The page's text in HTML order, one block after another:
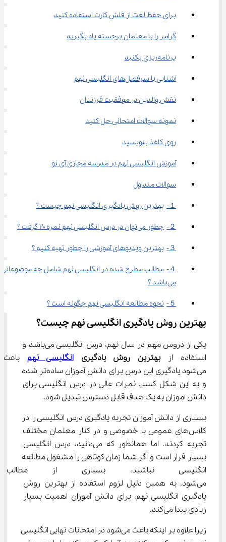
برای حفظ لغت از فلش کارت استفاده کنید
گرامر را با معلمان برجسته یاد بگیرید
برنامه‌ریزی بکنید
آشنایی با سرفصل‌های انگلیسی نهم
نقش والدین در موفقیت فرزندان
نمونه سوالات امتحانی حل کنید
روی کاغذ بنویسید
آموزش انگلیسی نهم در مدرسه مجازی آی نو
سوالات متداول
１-	بهترین روش یادگیری انگلیسی نهم چیست ؟
２-	چطور می‌توان در درس انگلیسی نهم نمره ۲۰ گرفت ؟
３-	بهترین ویدیوهای آموزشی را چطور تهیه کنیم ؟
４-	مطالب مطرح شده در انگلیسی نهم شامل چه موضوعاتی
می‌باشد ؟
５-	نحوه مطالعه انگلیسی نهم چگونه است ؟
بهترین روش یادگیری انگلیسی نهم چیست؟
یکی از دروس مهم در سال نهم، درس انگلیسی می‌باشد و
استفاده از بهترین روش یادگیری انگلیسی نهم باعث
می‌شود یادگیری این درس برای دانش آموزان ساده‌تر شده
و به این شکل کسب نمرات عالی در درس انگلیسی برای
دانش آموزان به یک هدف قابل دسترس تبدیل شود.
بسیاری از دانش آموزان تجربه یادگیری درس انگلیسی را در
کلاس‌های عمومی یا خصوصی و در کنار معلمان مختلف
تجربه کردند. اما همانطور که می‌دانید، درس انگلیسی
بسیار فرار است و اگر شما زمان کوتاهی را مشغول مطالعه
انگلیسی نباشید، بسیاری از
می‌شود. به همین دلیل لزوم استفاده از بهترین روش
یادگیری انگلیسی نهم، برای دانش آموزان اهمیت بسیار
زیادی پیدا می‌کند.
زیرا علاوه بر اینکه باعث می‌شود در امتحانات نهایی انگلیسی